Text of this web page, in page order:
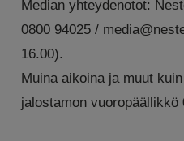
Median yhteydenotot:
0800 94025 /
16.00).
Muina aikoina ja muut
jalostamon vuoropäällikkö